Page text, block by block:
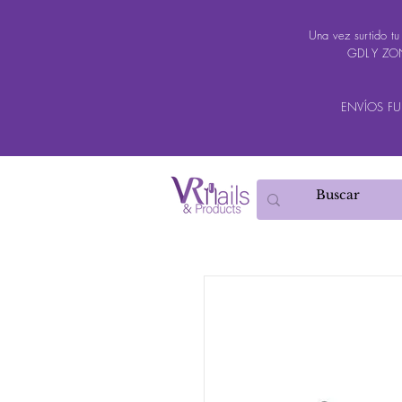
Una vez surtido
GDL Y
ENVÍOS